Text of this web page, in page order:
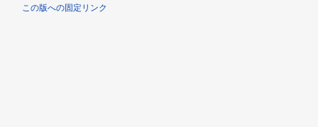
この版への固定リンク